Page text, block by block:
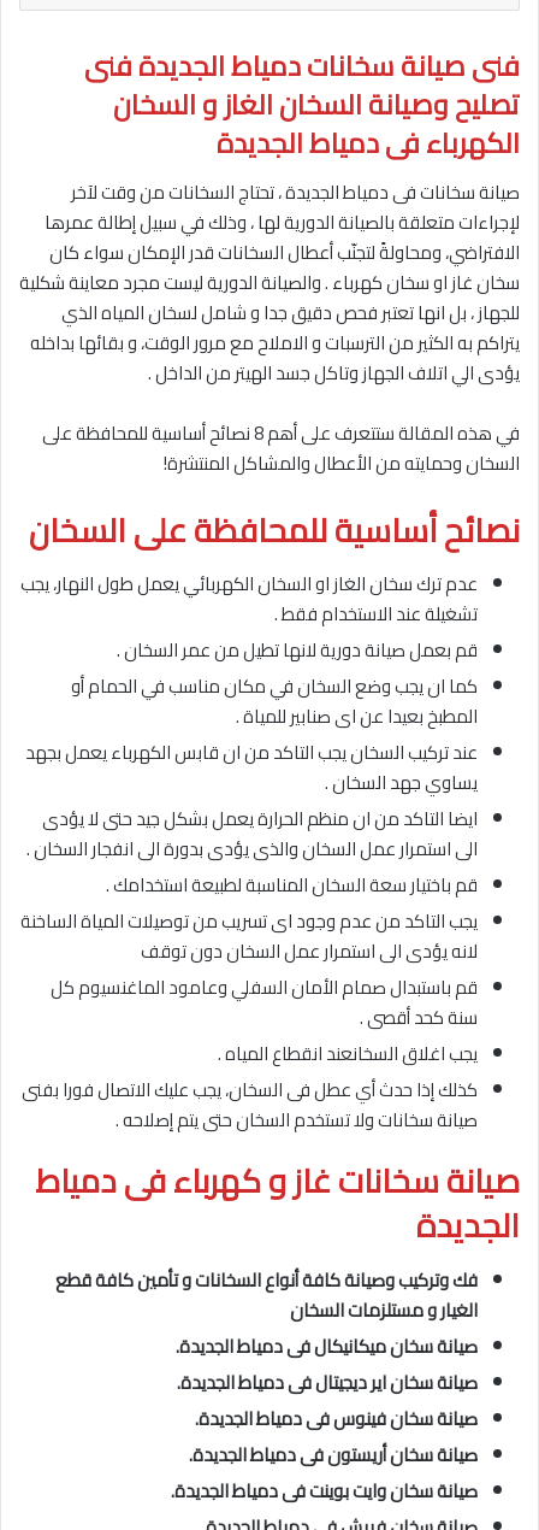
فنى صيانة سخانات دمياط الجديدة فنى
تصليح وصيانة السخان الغاز و السخان
الكهرباء فى دمياط الجديدة
صيانة سخانات فى دمياط الجديدة ، تحتاج السخانات من وقت لآخر
لإجراءات متعلقة بالصيانة الدورية لها ، وذلك في سبيل إطالة عمرها
الافتراضي، ومحاولةً لتجنّب أعطال السخانات قدر الإمكان سواء كان
سخان غاز او سخان كهرباء . والصيانة الدورية ليست مجرد معاينة شكلية
للجهاز ، بل انها تعتبر فحص دقيق جدا و شامل لسخان المياه الذي
يتراكم به الكثير من الترسبات و الاملاح مع مرور الوقت، و بقائها بداخله
يؤدى الي اتلاف الجهاز وتاكل جسد الهيتر من الداخل .
في هذه المقالة ستتعرف على أهم 8 نصائح أساسية للمحافظة على
السخان وحمايته من الأعطال والمشاكل المنتشرة!
نصائح أساسية للمحافظة على السخان
عدم ترك سخان الغاز او السخان الكهربائي يعمل طول النهار، يجب
تشغيلة عند الاستخدام فقط .
قم بعمل صيانة دورية لانها تطيل من عمر السخان .
كما ان يجب وضع السخان في مكان مناسب في الحمام أو
المطبخ بعيدا عن اى صنابير للمياة .
عند تركيب السخان يجب التاكد من ان قابس الكهرباء يعمل بجهد
يساوي جهد السخان .
ايضا التاكد من ان منظم الحرارة يعمل بشكل جيد حتى لا يؤدى
الى استمرار عمل السخان والذى يؤدى بدورة الى انفجار السخان .
قم باختيار سعة السخان المناسبة لطبيعة استخدامك .
يجب التاكد من عدم وجود اى تسريب من توصيلات المياة الساخنة
لانه يؤدى الى استمرار عمل السخان دون توقف
قم باستبدال صمام الأمان السفلي وعامود الماغنسيوم كل
سنة كحد أقصى .
يجب اغلاق السخانعند انقطاع المياه .
كذلك إذا حدث أي عطل فى السخان، يجب عليك الاتصال فورا بفنى
صيانة سخانات ولا تستخدم السخان حتى يتم إصلاحه .
صيانة سخانات غاز و كهرباء فى دمياط
الجديدة
فك وتركيب وصيانة كافة أنواع السخانات و تأمين كافة قطع
الغيار و مستلزمات السخان
صيانة سخان ميكانيكال فى دمياط الجديدة.
صيانة سخان اير ديجيتال فى دمياط الجديدة.
صيانة سخان فينوس فى دمياط الجديدة.
صيانة سخان أريستون فى دمياط الجديدة.
صيانة سخان وايت بوينت فى دمياط الجديدة.